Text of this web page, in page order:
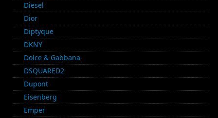
Diesel
Dior
Diptyque
DKNY
Dolce & Gabbana
DSQUARED2
Dupont
Eisenberg
Emper